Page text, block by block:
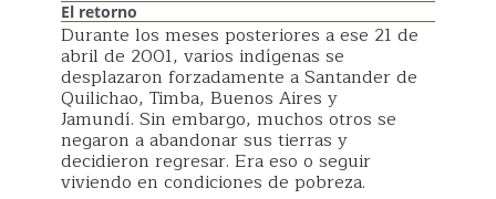
El retorno
Durante los meses posteriores a ese 21 de
abril de 2001, varios indígenas se
desplazaron forzadamente a Santander de
Quilichao, Timba, Buenos Aires y
Jamundí. Sin embargo, muchos otros se
negaron a abandonar sus tierras y
decidieron regresar. Era eso o seguir
viviendo en condiciones de pobreza.